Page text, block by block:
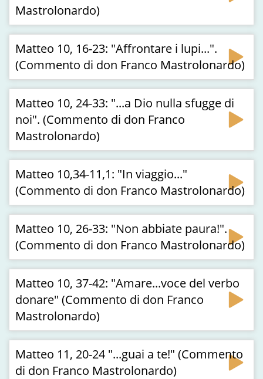
Mastrolonardo)
Matteo 10, 16-23: "Affrontare i lupi...".
(Commento di don Franco Mastrolonardo)
Matteo 10, 24-33: "...a Dio nulla sfugge di
noi". (Commento di don Franco
Mastrolonardo)
Matteo 10,34-11,1: "In viaggio..."
(Commento di don Franco Mastrolonardo)
Matteo 10, 26-33: "Non abbiate paura!".
(Commento di don Franco Mastrolonardo)
Matteo 10, 37-42: "Amare...voce del verbo
donare" (Commento di don Franco
Mastrolonardo)
Matteo 11, 20-24 "...guai a te!" (Commento
di don Franco Mastrolonardo)